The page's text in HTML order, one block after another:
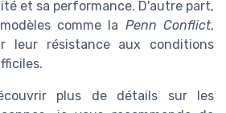
et sa performance. D'autre part,
comme la Penn Conflict,
leur résistance aux conditions
plus de détails sur les